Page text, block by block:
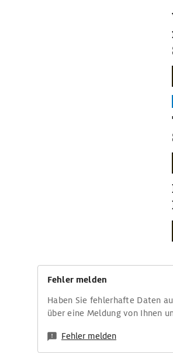
Fehler melden
Haben Sie fehlerhafte Daten
über eine Meldung von Ihnen
Fehler melden